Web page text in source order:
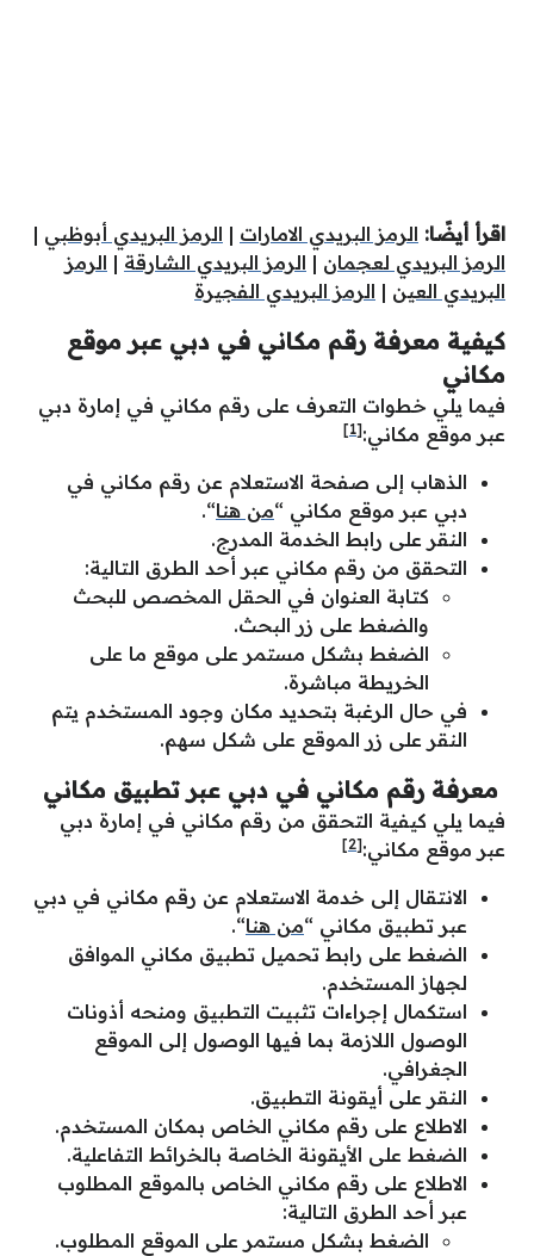
اقرأ أيضًا: الرمز البريدي الامارات | الرمز البريدي أبوظبي |
الرمز البريدي لعجمان | الرمز البريدي الشارقة | الرمز
البريدي العين | الرمز البريدي الفجيرة
كيفية معرفة رقم مكاني في دبي عبر موقع
مكاني
فيما يلي خطوات التعرف على رقم مكاني في إمارة دبي
عبر موقع مكاني:[1]
الذهاب إلى صفحة الاستعلام عن رقم مكاني في
دبي عبر موقع مكاني “من هنا“.
النقر على رابط الخدمة المدرج.
التحقق من رقم مكاني عبر أحد الطرق التالية:
كتابة العنوان في الحقل المخصص للبحث
والضغط على زر البحث.
الضغط بشكل مستمر على موقع ما على
الخريطة مباشرة.
في حال الرغبة بتحديد مكان وجود المستخدم يتم
النقر على زر الموقع على شكل سهم.
معرفة رقم مكاني في دبي عبر تطبيق مكاني
فيما يلي كيفية التحقق من رقم مكاني في إمارة دبي
عبر موقع مكاني:[2]
الانتقال إلى خدمة الاستعلام عن رقم مكاني في دبي
عبر تطبيق مكاني “من هنا“.
الضغط على رابط تحميل تطبيق مكاني الموافق
لجهاز المستخدم.
استكمال إجراءات تثبيت التطبيق ومنحه أذونات
الوصول اللازمة بما فيها الوصول إلى الموقع
الجغرافي.
النقر على أيقونة التطبيق.
الاطلاع على رقم مكاني الخاص بمكان المستخدم.
الضغط على الأيقونة الخاصة بالخرائط التفاعلية.
الاطلاع على رقم مكاني الخاص بالموقع المطلوب
عبر أحد الطرق التالية:
الضغط بشكل مستمر على الموقع المطلوب.